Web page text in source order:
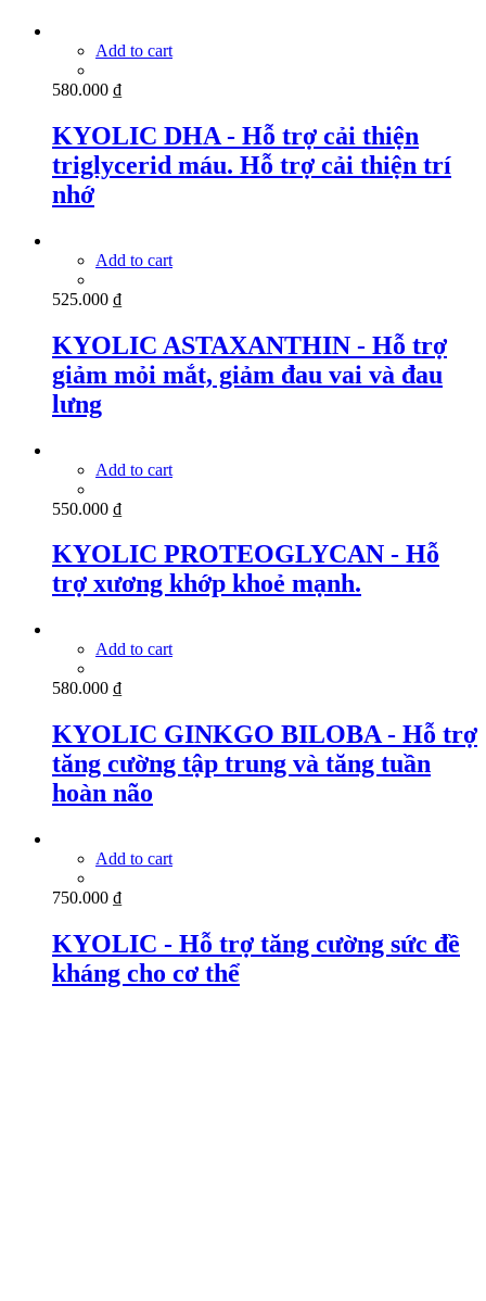
Add to cart
580.000 ₫
KYOLIC DHA - Hỗ trợ cải thiện
triglycerid máu. Hỗ trợ cải thiện trí
nhớ
Add to cart
525.000 ₫
KYOLIC ASTAXANTHIN - Hỗ trợ
giảm mỏi mắt, giảm đau vai và đau
lưng
Add to cart
550.000 ₫
KYOLIC PROTEOGLYCAN - Hỗ
trợ xương khớp khoẻ mạnh.
Add to cart
580.000 ₫
KYOLIC GINKGO BILOBA - Hỗ trợ
tăng cường tập trung và tăng tuần
hoàn não
Add to cart
750.000 ₫
KYOLIC - Hỗ trợ tăng cường sức đề
kháng cho cơ thể